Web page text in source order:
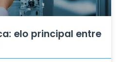
elo principal entre